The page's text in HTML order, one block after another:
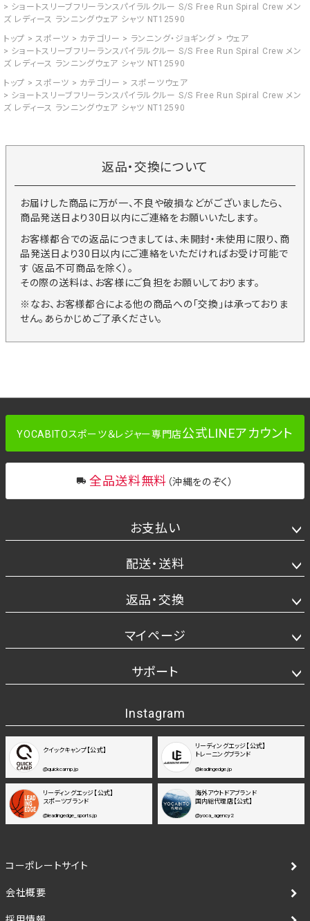
ショートスリーブフリーランスパイラルクルー S/S Free Run Spiral Crew メン
ズ レディース ランニングウェア シャツ NT12590
トップ
スポーツ カテゴリー ランニング・ジョギング
ウェア
ショートスリーブフリーランスパイラルクルー S/S Free Run Spiral Crew メン
ズ レディース ランニングウェア シャツ NT12590
トップ
スポーツ カテゴリー
スポーツウェア
ショートスリーブフリーランスパイラルクルー S/S Free Run Spiral Crew メン
ズ レディース ランニングウェア シャツ NT12590
返品・交換について
お届けした商品に万が一、不良や破損などがございましたら、
商品発送日より30日以内にご連絡をお願いいたします。
お客様都合での返品につきましては、未開封・未使用に限り、商
品発送日より30日以内にご連絡をいただければお受け可能で
す（返品不可商品を除く）。
その際の送料は、お客様にご負担をお願いしております。
※なお、お客様都合による他の商品への「交換」は承っておりま
せん。あらかじめご了承ください。
YOCABITOスポーツ＆レジャー専門店公式LINEアカウント
全品送料無料 （沖縄をのぞく）
お支払い
配送・送料
返品・交換
マイページ
サポート
Instagram
クイックキャンプ【公式】
@quickcamp.jp
リーディングエッジ【公式】
トレーニングブランド
@leadingedge.jp
リーディングエッジ【公式】
スポーツブランド
@leadingedge_sports.jp
海外アウトドアブランド
国内総代理店【公式】
@yoca_agency2
コーポレートサイト
会社概要